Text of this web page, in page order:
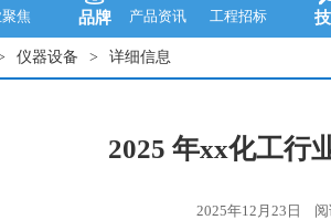
焦 品牌
产品资讯
工程招标
仪器设备 > 详细信息
2025 年xx化工行
2025年12月23日